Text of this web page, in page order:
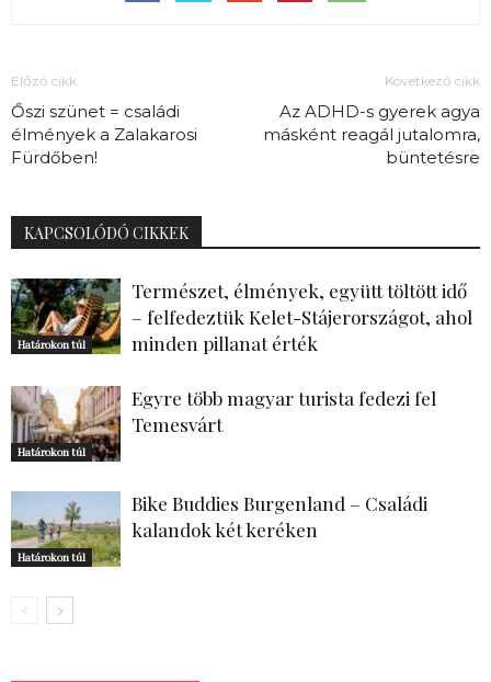
Előző cikk
Őszi szünet = családi
élmények a Zalakarosi
Fürdőben!
Következő cikk
Az ADHD-s gyerek agya
másként reagál jutalomra,
büntetésre
KAPCSOLÓDÓ CIKKEK
Határokon túl
Természet, élmények, együtt töltött idő
– felfedeztük Kelet-Stájerországot, ahol
minden pillanat érték
Határokon túl
Egyre több magyar turista fedezi fel
Temesvárt
Határokon túl
Bike Buddies Burgenland – Családi
kalandok két keréken